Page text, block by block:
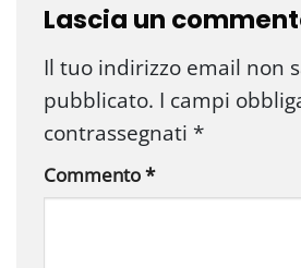
Lascia un
Il tuo indirizzo email non
pubblicato. I campi
contrassegnati *
Commento*